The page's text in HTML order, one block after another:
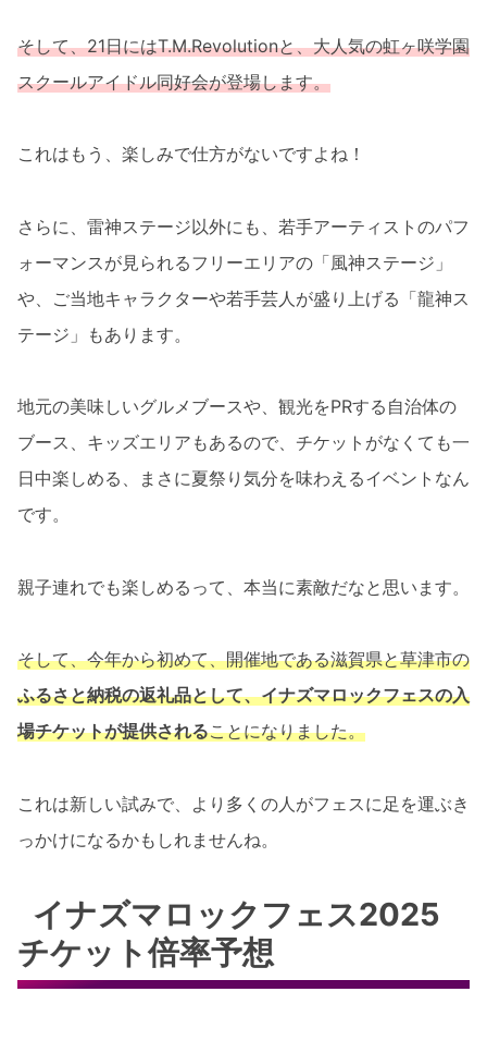
そして、21日にはT.M.Revolutionと、大人気の虹ヶ咲学園
スクールアイドル同好会が登場します。
これはもう、楽しみで仕方がないですよね！
さらに、雷神ステージ以外にも、若手アーティストのパフ
ォーマンスが見られるフリーエリアの「風神ステージ」
や、ご当地キャラクターや若手芸人が盛り上げる「龍神ス
テージ」もあります。
地元の美味しいグルメブースや、観光をPRする自治体の
ブース、キッズエリアもあるので、チケットがなくても一
日中楽しめる、まさに夏祭り気分を味わえるイベントなん
です。
親子連れでも楽しめるって、本当に素敵だなと思います。
そして、今年から初めて、開催地である滋賀県と草津市の
ふるさと納税の返礼品として、イナズマロックフェスの入
場チケットが提供されることになりました。
これは新しい試みで、より多くの人がフェスに足を運ぶき
っかけになるかもしれませんね。
イナズマロックフェス2025
チケット倍率予想